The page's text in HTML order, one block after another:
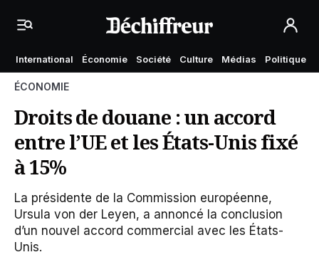
International Économie Société Culture Médias Politique
ÉCONOMIE
Droits de douane : un accord
entre l’UE et les États-Unis fixé
à 15%
La présidente de la Commission européenne,
Ursula von der Leyen, a annoncé la conclusion
d’un nouvel accord commercial avec les États-
Unis.